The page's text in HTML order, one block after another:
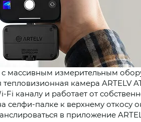
массивным измерительным
тепловизионная камера ARTELV
каналу и работает от
селфи-палке к верхнему
в приложение